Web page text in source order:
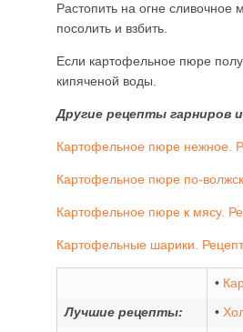
Растопить на огне сливочное
посолить и взбить.
Если картофельное пюре
кипяченой воды.
Другие рецепты гарниров
Картофельное пюре нежное.
Картофельное пюре по-
Картофельное пюре к мясу.
Картофельные шарики.
•
Лучшие рецепты:
•